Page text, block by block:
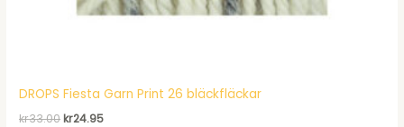
DROPS Fiesta Garn Print 26 bläckfläckar
kr33.00Det
kr24.95Det